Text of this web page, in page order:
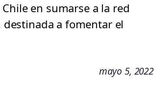
en sumarse a la red
a fomentar el
mayo 5, 2022